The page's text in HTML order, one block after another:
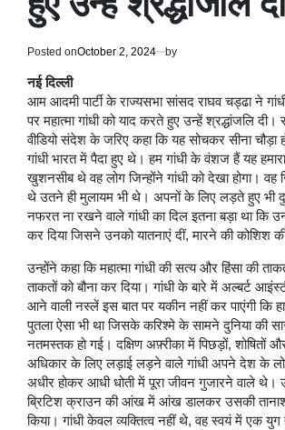
Posted onOctober 2, 2024 by
नई दिल्ली
आम आदमी पार्टी के राज्यसभा सांसद राघव चड्ढा ने
पर महात्मा गांधी को याद करते हुए उन्हें श्रद्धांजलि
वीडियो संदेश के जरिए कहा कि यह सोचकर सीना चौड़ा
गांधी भारत में पैदा हुए थे। हम गांधी के वंशज हैं यह
खुशनसीब थे वह लोग जिन्होंने गांधी को देखा होगा।
थे उतने ही मुलायम भी थे। अपनों के लिए लड़ते हुए भी
नफरत ना रखने वाले गांधी का दिल इतना बड़ा था कि
कर दिया जिसने उनको यातनाएं दीं, मारने की कोशिश
उन्होंने कहा कि महात्मा गांधी की सत्य और हिंसा की
ताकतों को बौना कर दिया। गांधी के बारे में अल्बर्ट
आने वाली नस्लें इस बात पर यकीन नहीं कर पाएंगी कि
पुतला ऐसा भी था जिसके करिश्मे के सामने दुनिया की
नतमस्तक हो गई। दक्षिण अफ़्रीका में पिछड़ों, शोषितों
अधिकार के लिए लड़ाई लड़ने वाले गांधी अपने देश के
अधीर होकर आधी धोती में पूरा जीवन गुजारने वाले थे।
ब्रिटिश क्राउन की आंख में आंख डालकर उसकी
किया। गांधी केवल व्यक्तित्व नहीं थे, वह स्वयं में एक